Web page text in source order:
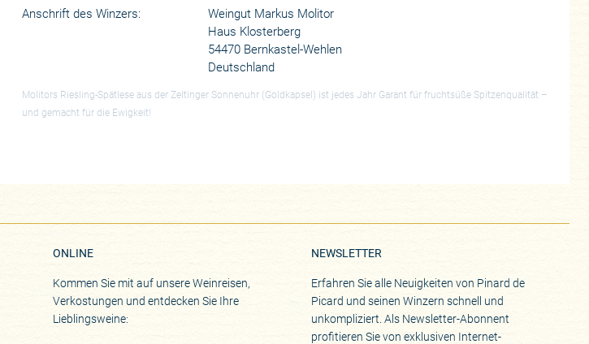
Anschrift des Winzers:
Weingut Markus Molitor
Haus Klosterberg
54470 Bernkastel-Wehlen
Deutschland
Molitors Riesling-Spätlese aus der Zeltinger Sonnenuhr (Goldkapsel) ist jedes Jahr Garant für fruchtsüße Spitzenqualität –
und gemacht für die Ewigkeit!
ONLINE
Kommen Sie mit auf unsere Weinreisen,
Verkostungen und entdecken Sie Ihre
Lieblingsweine:
NEWSLETTER
Erfahren Sie alle Neuigkeiten von Pinard de
Picard und seinen Winzern schnell und
unkompliziert. Als Newsletter-Abonnent
profitieren Sie von exklusiven Internet-